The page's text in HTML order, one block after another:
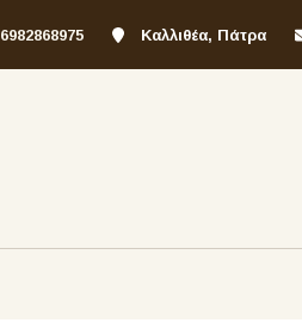
6982868975 Καλλιθέα, Πάτρα